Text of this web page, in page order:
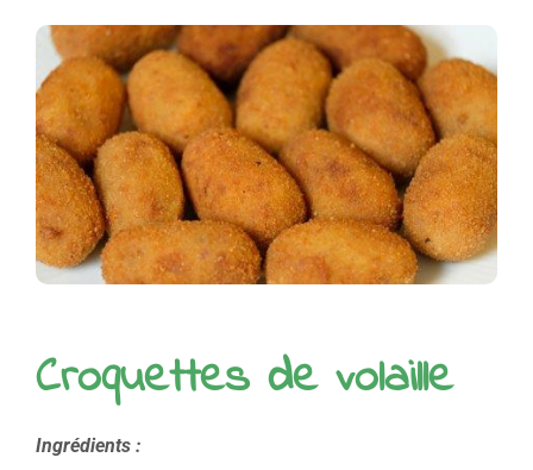
Croquettes de volaille
Ingrédients :